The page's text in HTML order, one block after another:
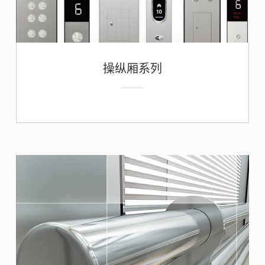
操纵厢系列